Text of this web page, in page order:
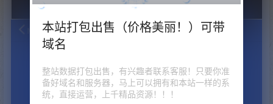
本站打包出售（价格美丽！）可带
域名
整站数据打包出售，有兴趣者联系客服！只要你准
备好域名和服务器，马上可以拥有和本站一样的系
统，直接运营，上千精品资源！！！